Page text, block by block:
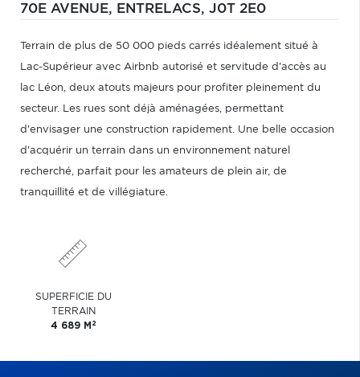
70E AVENUE, ENTRELACS, J0T 2E0
Terrain de plus de 50 000 pieds carrés idéalement situé à
Lac-Supérieur avec Airbnb autorisé et servitude d'accès au
lac Léon, deux atouts majeurs pour profiter pleinement du
secteur. Les rues sont déjà aménagées, permettant
d'envisager une construction rapidement. Une belle occasion
d'acquérir un terrain dans un environnement naturel
recherché, parfait pour les amateurs de plein air, de
tranquillité et de villégiature.
SUPERFICIE DU
TERRAIN
4 689 M 2